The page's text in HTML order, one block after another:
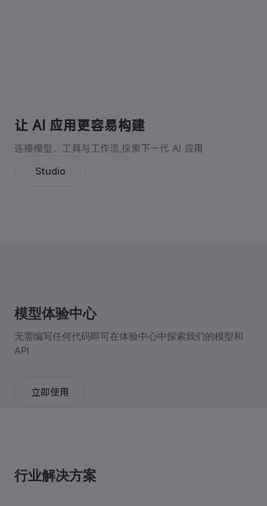
让 AI 应用更容易构建
连接模型、工具与工作流,探索下一代 AI 应用
Studio
模型体验中心
无需编写任何代码即可在体验中心中探索我们的模型和
API
立即使用
行业解决方案